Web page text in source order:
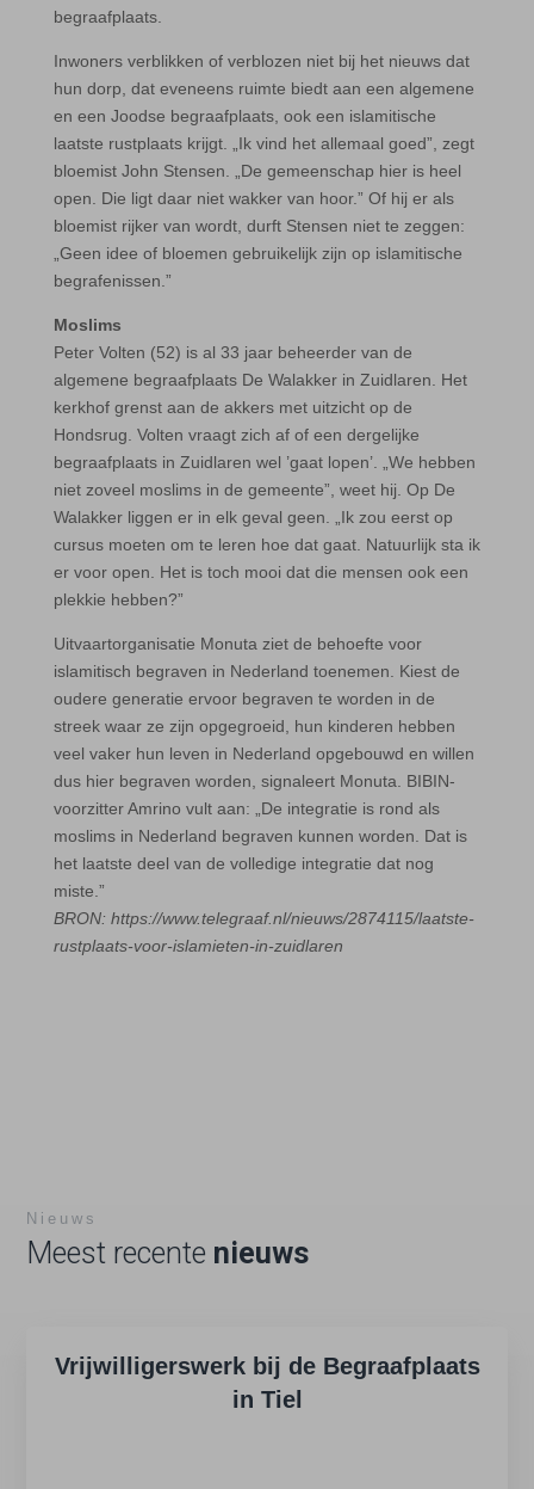
begraafplaats.
Inwoners verblikken of verblozen niet bij het nieuws dat
hun dorp, dat eveneens ruimte biedt aan een algemene
en een Joodse begraafplaats, ook een islamitische
laatste rustplaats krijgt. „Ik vind het allemaal goed”, zegt
bloemist John Stensen. „De gemeenschap hier is heel
open. Die ligt daar niet wakker van hoor.” Of hij er als
bloemist rijker van wordt, durft Stensen niet te zeggen:
„Geen idee of bloemen gebruikelijk zijn op islamitische
begrafenissen.”
Moslims
Peter Volten (52) is al 33 jaar beheerder van de
algemene begraafplaats De Walakker in Zuidlaren. Het
kerkhof grenst aan de akkers met uitzicht op de
Hondsrug. Volten vraagt zich af of een dergelijke
begraafplaats in Zuidlaren wel ’gaat lopen’. „We hebben
niet zoveel moslims in de gemeente”, weet hij. Op De
Walakker liggen er in elk geval geen. „Ik zou eerst op
cursus moeten om te leren hoe dat gaat. Natuurlijk sta ik
er voor open. Het is toch mooi dat die mensen ook een
plekkie hebben?”
Uitvaartorganisatie Monuta ziet de behoefte voor
islamitisch begraven in Nederland toenemen. Kiest de
oudere generatie ervoor begraven te worden in de
streek waar ze zijn opgegroeid, hun kinderen hebben
veel vaker hun leven in Nederland opgebouwd en willen
dus hier begraven worden, signaleert Monuta. BIBIN-
voorzitter Amrino vult aan: „De integratie is rond als
moslims in Nederland begraven kunnen worden. Dat is
het laatste deel van de volledige integratie dat nog
miste.”
BRON: https://www.telegraaf.nl/nieuws/2874115/laatste-
rustplaats-voor-islamieten-in-zuidlaren
Nieuws
Meest recente nieuws
Vrijwilligerswerk bij de Begraafplaats
in Tiel